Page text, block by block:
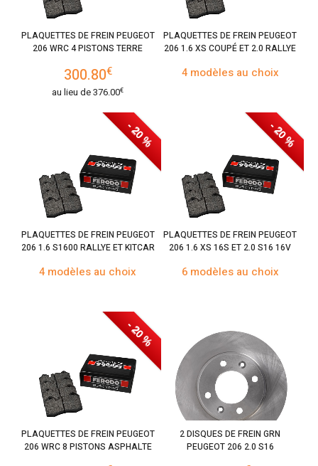
PLAQUETTES DE FREIN PEUGEOT
206 WRC 4 PISTONS TERRE
300.80€
au lieu de376.00€
PLAQUETTES DE FREIN PEUGEOT
206 1.6 XS COUPÉ ET 2.0 RALLYE
4 modèles au choix
- 20 %
PLAQUETTES DE FREIN PEUGEOT
206 1.6 S1600 RALLYE ET KITCAR
4 modèles au choix
- 20 %
PLAQUETTES DE FREIN PEUGEOT
206 1.6 XS 16S ET 2.0 S16 16V
6 modèles au choix
- 20 %
PLAQUETTES DE FREIN PEUGEOT
206 WRC 8 PISTONS ASPHALTE
2 DISQUES DE FREIN GRN
PEUGEOT 206 2.0 S16